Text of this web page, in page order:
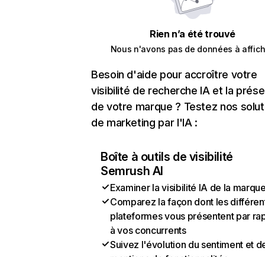
Rien n’a été trouvé
Nous n'avons pas de données à
Besoin d'aide pour accroître votre
visibilité de recherche IA et la
de votre marque ? Testez nos
de marketing par l'IA :
Boîte à outils de visibilité
Semrush AI
Examiner la visibilité IA de la
Comparez la façon dont les
plateformes vous présentent par
à vos concurrents
Suivez l'évolution du sentiment et